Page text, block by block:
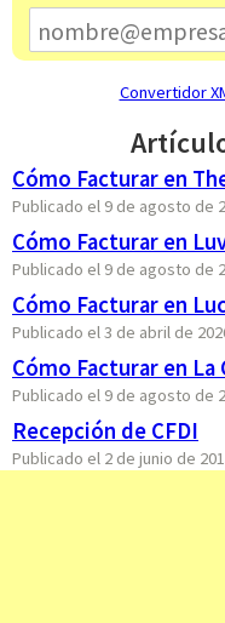
Convertidor
Cómo Facturar en
Publicado el 9 de agosto de
Cómo Facturar en
Publicado el 9 de agosto de
Cómo Facturar en
Publicado el 3 de abril de
Cómo Facturar en
Publicado el 9 de agosto de
Recepción de CFDI
Publicado el 2 de junio de